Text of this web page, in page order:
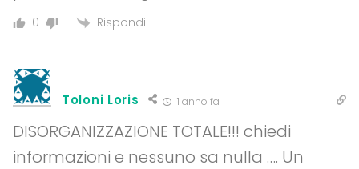
0 Rispondi
Toloni Loris 1 anno fa
DISORGANIZZAZIONE TOTALE!!! chiedi
informazioni e nessuno sa nulla …. Un